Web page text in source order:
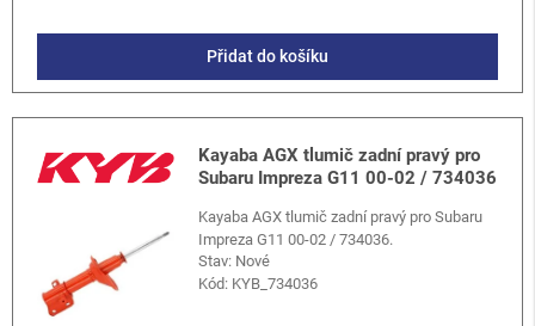
Přidat do košíku
Kayaba AGX tlumič zadní pravý pro
Subaru Impreza G11 00-02 / 734036
Kayaba AGX tlumič zadní pravý pro Subaru
Impreza G11 00-02 / 734036.
Stav: Nové
Kód: KYB_734036